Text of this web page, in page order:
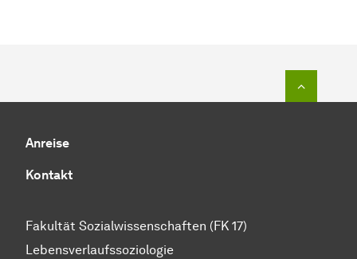
Anreise
Kontakt
Fakultät Sozialwissenschaften (FK 17)
Lebensverlaufssoziologie